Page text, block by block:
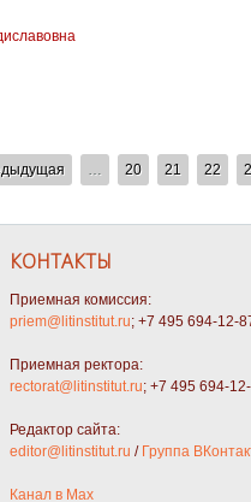
20 21 22
КОНТАКТЫ
Приемная комиссия:
priem@litinstitut.ru; +7 495 694-12-
Приемная ректора:
rectorat@litinstitut.ru; +7 495 694-
Редактор сайта:
editor@litinstitut.ru / Группа
Канал в Max